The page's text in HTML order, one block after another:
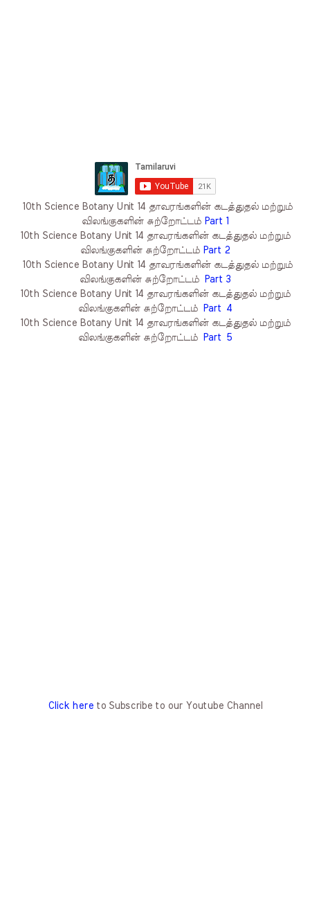
10th Science Botany Unit 14 தாவரங்களின் கடத்துதல் மற்றும்
விலங்குகளின் சுற்றோட்டம் Part 1
10th Science Botany Unit 14 தாவரங்களின் கடத்துதல் மற்றும்
விலங்குகளின் சுற்றோட்டம் Part 2
10th Science Botany Unit 14 தாவரங்களின் கடத்துதல் மற்றும்
விலங்குகளின் சுற்றோட்டம்
Part 3
10th Science Botany Unit 14 தாவரங்களின் கடத்துதல் மற்றும்
விலங்குகளின் சுற்றோட்டம்
Part 4
10th Science Botany Unit 14 தாவரங்களின் கடத்துதல் மற்றும்
விலங்குகளின் சுற்றோட்டம்
Part 5
Click here to Subscribe to our Youtube Channel